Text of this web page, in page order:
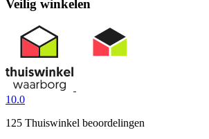
Veilig winkelen
10.0
125 Thuiswinkel beoordelingen